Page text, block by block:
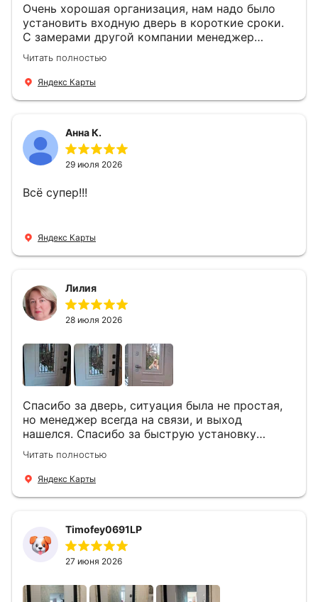
Очень хорошая организация, нам надо было
установить входную дверь в короткие сроки.
С замерами другой компании менеджер
компании Филлип, быстро предоставил нам
варианты дверей, монтаж тоже был очень
четкий, позвонили, согласовали и установили
Читать полностью
Яндекс Карты
Анна К.
29 июля 2026
Всё супер!!!
Яндекс Карты
Лилия
28 июля 2026
Спасибо за дверь, ситуация была не простая,
но менеджер всегда на связи, и выход
нашелся. Спасибо за быструю установку
Роману, один и привёз, и установил. Надеюсь,
что дверь нам долго послужит
Читать полностью
Яндекс Карты
Timofey0691LP
27 июня 2026